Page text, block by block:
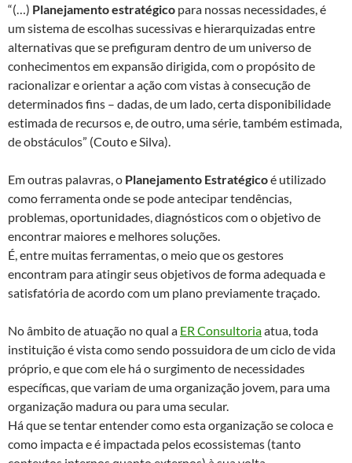
“(…) Planejamento estratégico para nossas necessidades, é
um sistema de escolhas sucessivas e hierarquizadas entre
alternativas que se prefiguram dentro de um universo de
conhecimentos em expansão dirigida, com o propósito de
racionalizar e orientar a ação com vistas à consecução de
determinados fins – dadas, de um lado, certa disponibilidade
estimada de recursos e, de outro, uma série, também estimada,
de obstáculos” (Couto e Silva).
Em outras palavras, o Planejamento Estratégicoé utilizado
como ferramenta onde se pode antecipar tendências,
problemas, oportunidades, diagnósticos com o objetivo de
encontrar maiores e melhores soluções.
É, entre muitas ferramentas, o meio que os gestores
encontram para atingir seus objetivos de forma adequada e
satisfatória de acordo com um plano previamente traçado.
No âmbito de atuação no qual a ER Consultoriaatua, toda
instituição é vista como sendo possuidora de um ciclo de vida
próprio, e que com ele há o surgimento de necessidades
específicas, que variam de uma organização jovem, para uma
organização madura ou para uma secular.
Há que se tentar entender como esta organização se coloca e
como impacta e é impactada pelos ecossistemas (tanto